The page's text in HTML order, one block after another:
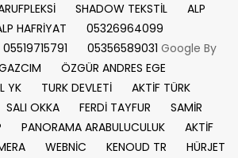
SHADOW TEKSTİL
ALP
HAFRİYAT
05326964099
05519715791 05356589031 Google By
ÖZGÜR ANDRES EGE
YK TURK DEVLETİ
AKTİF TÜRK
SALI OKKA FERDİ TAYFUR
SAMİR
PANORAMA ARABULUCULUK
AKTİF
WEBNİC KENOUD TR
HÜRJET